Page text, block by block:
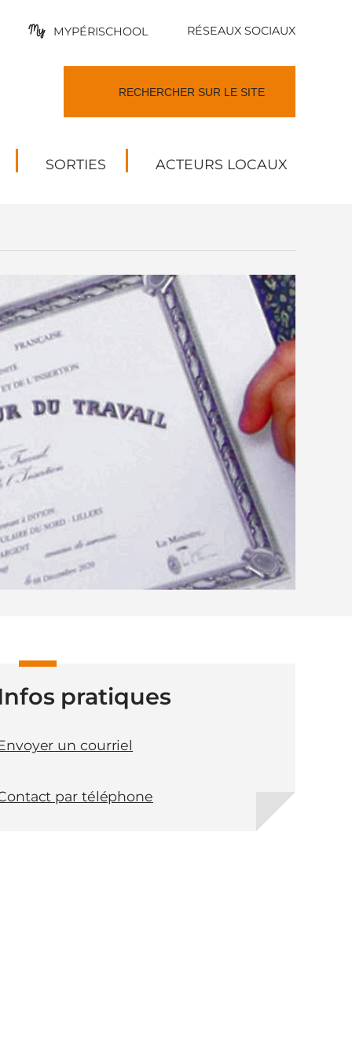
MYPÉRISCHOOL RÉSEAUX SOCIAUX
SORTIES ACTEURS LOCAUX
pratiques
un courriel
par téléphone